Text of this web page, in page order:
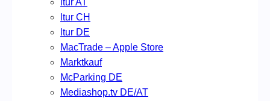
ltur AT
ltur CH
ltur DE
MacTrade – Apple Store
Marktkauf
McParking DE
Mediashop.tv DE/AT